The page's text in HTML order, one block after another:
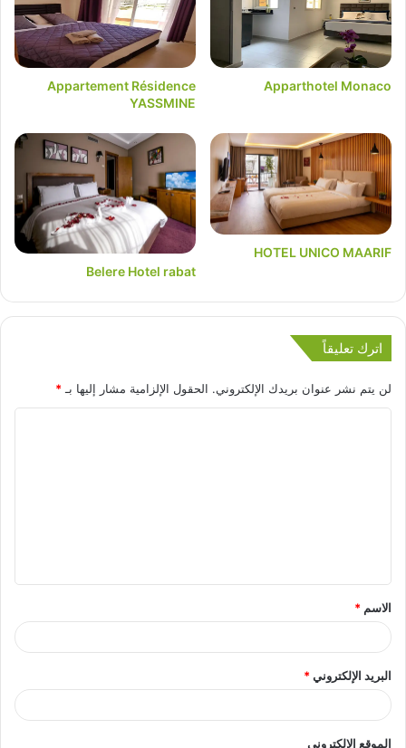
Apparthotel Monaco
Appartement Résidence
YASSMINE
HOTEL UNICO MAARIF
Belere Hotel rabat
اترك تعليقاً
لن يتم نشر عنوان بريدك الإلكتروني. الحقول الإلزامية مشار إليها بـ*
الاسم *
البريد الإلكتروني*
الموقع الإلكتروني